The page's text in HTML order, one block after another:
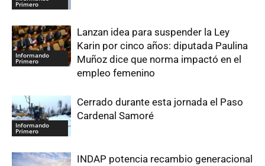
Primero
Informando
Primero
Lanzan idea para suspender la Ley
Karin por cinco años: diputada Paulina
Muñoz dice que norma impactó en el
empleo femenino
Informando
Primero
Cerrado durante esta jornada el Paso
Cardenal Samoré
INDAP potencia recambio generacional